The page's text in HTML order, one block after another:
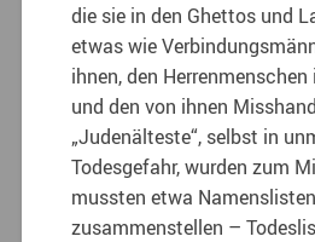
die sie in den Ghettos und
etwas wie
ihnen, den
und den von ihnen
„Judenälteste“, selbst in
Todesgefahr, wurden zum
mussten etwa Namenslisten
zusammenstellen –